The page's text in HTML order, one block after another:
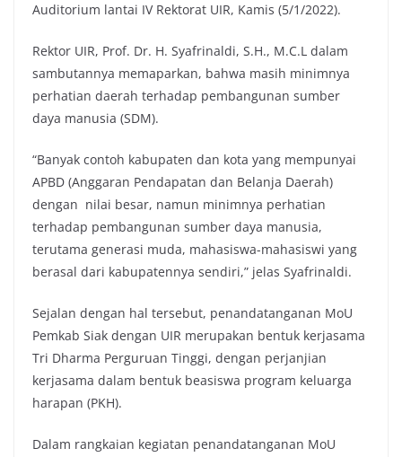
Auditorium lantai IV Rektorat UIR, Kamis (5/1/2022).
Rektor UIR, Prof. Dr. H. Syafrinaldi, S.H., M.C.L dalam
sambutannya memaparkan, bahwa masih minimnya
perhatian daerah terhadap pembangunan sumber
daya manusia (SDM).
“Banyak contoh kabupaten dan kota yang mempunyai
APBD (Anggaran Pendapatan dan Belanja Daerah)
dengan nilai besar, namun minimnya perhatian
terhadap pembangunan sumber daya manusia,
terutama generasi muda, mahasiswa-mahasiswi yang
berasal dari kabupatennya sendiri,” jelas Syafrinaldi.
Sejalan dengan hal tersebut, penandatanganan MoU
Pemkab Siak dengan UIR merupakan bentuk kerjasama
Tri Dharma Perguruan Tinggi, dengan perjanjian
kerjasama dalam bentuk beasiswa program keluarga
harapan (PKH).
Dalam rangkaian kegiatan penandatanganan MoU